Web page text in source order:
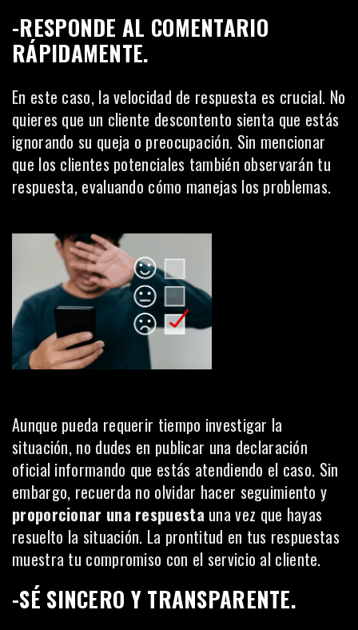
-RESPONDE AL COMENTARIO
RÁPIDAMENTE.
En este caso, la velocidad de respuesta es crucial. No
quieres que un cliente descontento sienta que estás
ignorando su queja o preocupación. Sin mencionar
que los clientes potenciales también observarán tu
respuesta, evaluando cómo manejas los problemas.
Aunque pueda requerir tiempo investigar la
situación, no dudes en publicar una declaración
oficial informando que estás atendiendo el caso. Sin
embargo, recuerda no olvidar hacer seguimiento y
proporcionar una respuestauna vez que hayas
resuelto la situación. La prontitud en tus respuestas
muestra tu compromiso con el servicio al cliente.
-SÉ SINCERO Y TRANSPARENTE.